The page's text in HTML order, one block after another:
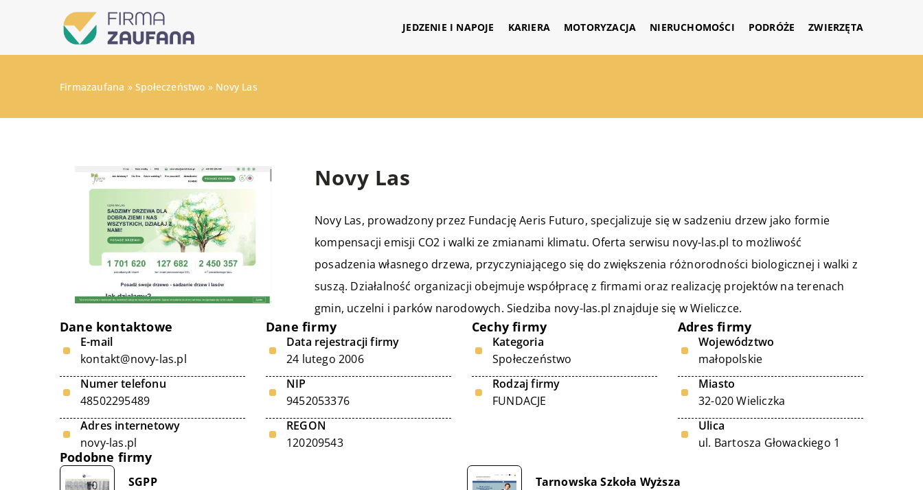
JEDZENIE I NAPOJE KARIERA MOTORYZACJA NIERUCHOMOŚCI PODRÓŻE ZWIERZĘTA
Firmazaufana »Społeczeństwo » Novy Las
Novy Las
Novy Las, prowadzony przez Fundację Aeris Futuro, specjalizuje się w sadzeniu drzew jako formie
kompensacji emisji CO2 i walki ze zmianami klimatu. Oferta serwisu novy-las.pl to możliwość
posadzenia własnego drzewa, przyczyniającego się do zwiększenia różnorodności biologicznej i walki z
suszą. Działalność organizacji obejmuje współpracę z firmami oraz realizację projektów na terenach
gmin, uczelni i parków narodowych. Siedziba novy-las.pl znajduje się w Wieliczce.
Dane kontaktowe
E-mail
kontakt@novy-las.pl
Numer telefonu
48502295489
Adres internetowy
novy-las.pl
Dane firmy
Data rejestracji firmy
24 lutego 2006
NIP
9452053376
REGON
120209543
Cechy firmy
Kategoria
Społeczeństwo
Rodzaj firmy
FUNDACJE
Adres firmy
Województwo
małopolskie
Miasto
32-020 Wieliczka
Ulica
ul. Bartosza Głowackiego 1
Podobne firmy
SGPP Tarnowska Szkoła Wyższa